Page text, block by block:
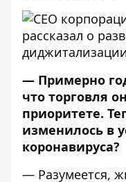
— Примерно
что торговля
приоритете.
изменилось в
коронавируса?
— Разумеется,